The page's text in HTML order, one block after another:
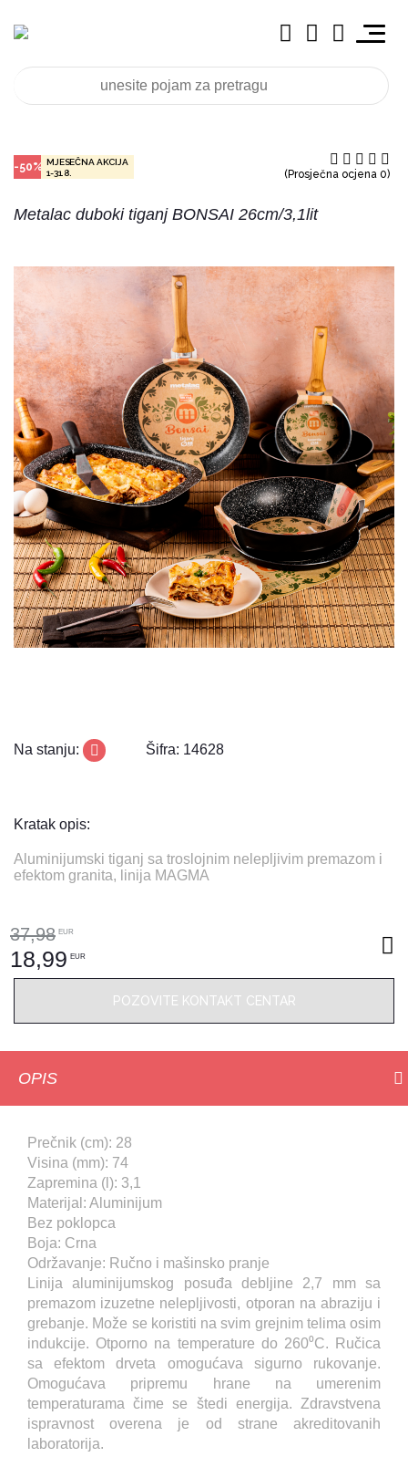
Metalac duboki tiganj BONSAI 26cm/3,1lit
(Prosječna ocjena 0)
-50% MJESEČNA AKCIJA
1-31.8.
Na stanju: Šifra: 14628
Kratak opis:
Aluminijumski tiganj sa troslojnim nelepljivim premazom i
efektom granita, linija MAGMA
37,98 EUR
18,99 EUR
POZOVITE KONTAKT CENTAR
OPIS
Prečnik (cm): 28
Visina (mm): 74
Zapremina (l): 3,1
Materijal: Aluminijum
Bez poklopca
Boja: Crna
Održavanje: Ručno i mašinsko pranje
Linija aluminijumskog posuđa debljine 2,7 mm sa
premazom izuzetne nelepljivosti, otporan na abraziju i
grebanje. Može se koristiti na svim grejnim telima osim
indukcije. Otporno na temperature do 260⁰C. Ručica
sa efektom drveta omogućava sigurno rukovanje.
Omogućava pripremu hrane na umerenim
temperaturama čime se štedi energija. Zdravstvena
ispravnost overena je od strane akreditovanih
laboratorija.